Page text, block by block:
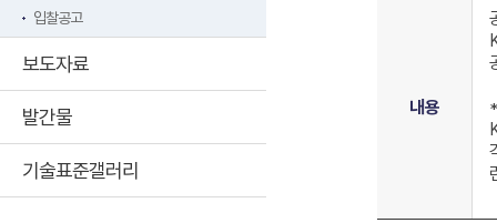
내용
입찰공고
보도자료
발간물
기술표준갤러리